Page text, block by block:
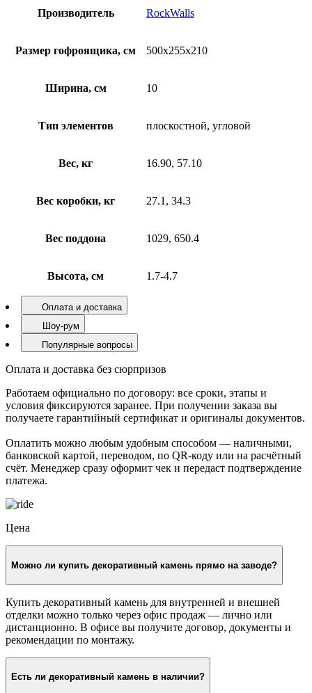
Производитель RockWalls
Размер гофроящика, см 500х255х210
Ширина, см 10
Тип элементов плоскостной, угловой
Вес, кг 16.90, 57.10
Вес коробки, кг 27.1, 34.3
Вес поддона 1029, 650.4
Высота, см 1.7-4.7
Оплата и доставка
Шоу-рум
Популярные вопросы
Оплата и доставка без сюрпризов
Работаем официально по договору: все сроки, этапы и
условия фиксируются заранее. При получении заказа вы
получаете гарантийный сертификат и оригиналы документов.
Оплатить можно любым удобным способом — наличными,
банковской картой, переводом, по QR-коду или на расчётный
счёт. Менеджер сразу оформит чек и передаст подтверждение
платежа.
Цена
Можно ли купить декоративный камень прямо на заводе?
Купить декоративный камень для внутренней и внешней
отделки можно только через офис продаж — лично или
дистанционно. В офисе вы получите договор, документы и
рекомендации по монтажу.
Есть ли декоративный камень в наличии?